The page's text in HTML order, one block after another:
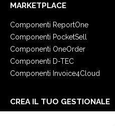
MARKETPLACE
Componenti ReportOne
Componenti PocketSell
Componenti OneOrder
Componenti D-TEC
Componenti Invoice4Cloud
CREA IL TUO GESTIONALE